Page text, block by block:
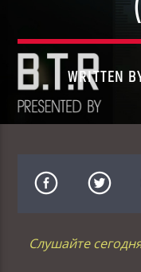
WRITTEN
Слушайте